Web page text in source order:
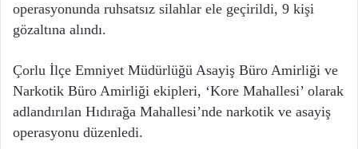
operasyonunda ruhsatsız silahlar ele geçirildi, 9 kişi
gözaltına alındı.
Çorlu İlçe Emniyet Müdürlüğü Asayiş Büro Amirliği ve
Narkotik Büro Amirliği ekipleri, ‘Kore Mahallesi’ olarak
adlandırılan Hıdırağa Mahallesi’nde narkotik ve asayiş
operasyonu düzenledi.